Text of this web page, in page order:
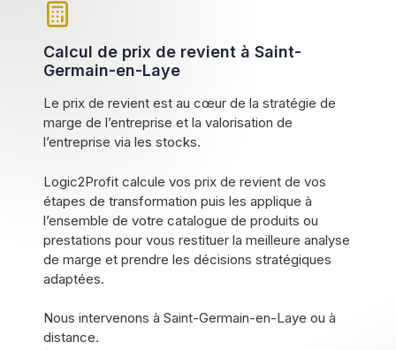
Calcul de prix de revient à Saint-
Germain-en-Laye
Le prix de revient est au cœur de la stratégie de
marge de l’entreprise et la valorisation de
l’entreprise via les stocks.
Logic2Profit calcule vos prix de revient de vos
étapes de transformation puis les applique à
l’ensemble de votre catalogue de produits ou
prestations pour vous restituer la meilleure analyse
de marge et prendre les décisions stratégiques
adaptées.
Nous intervenons à Saint-Germain-en-Laye ou à
distance.